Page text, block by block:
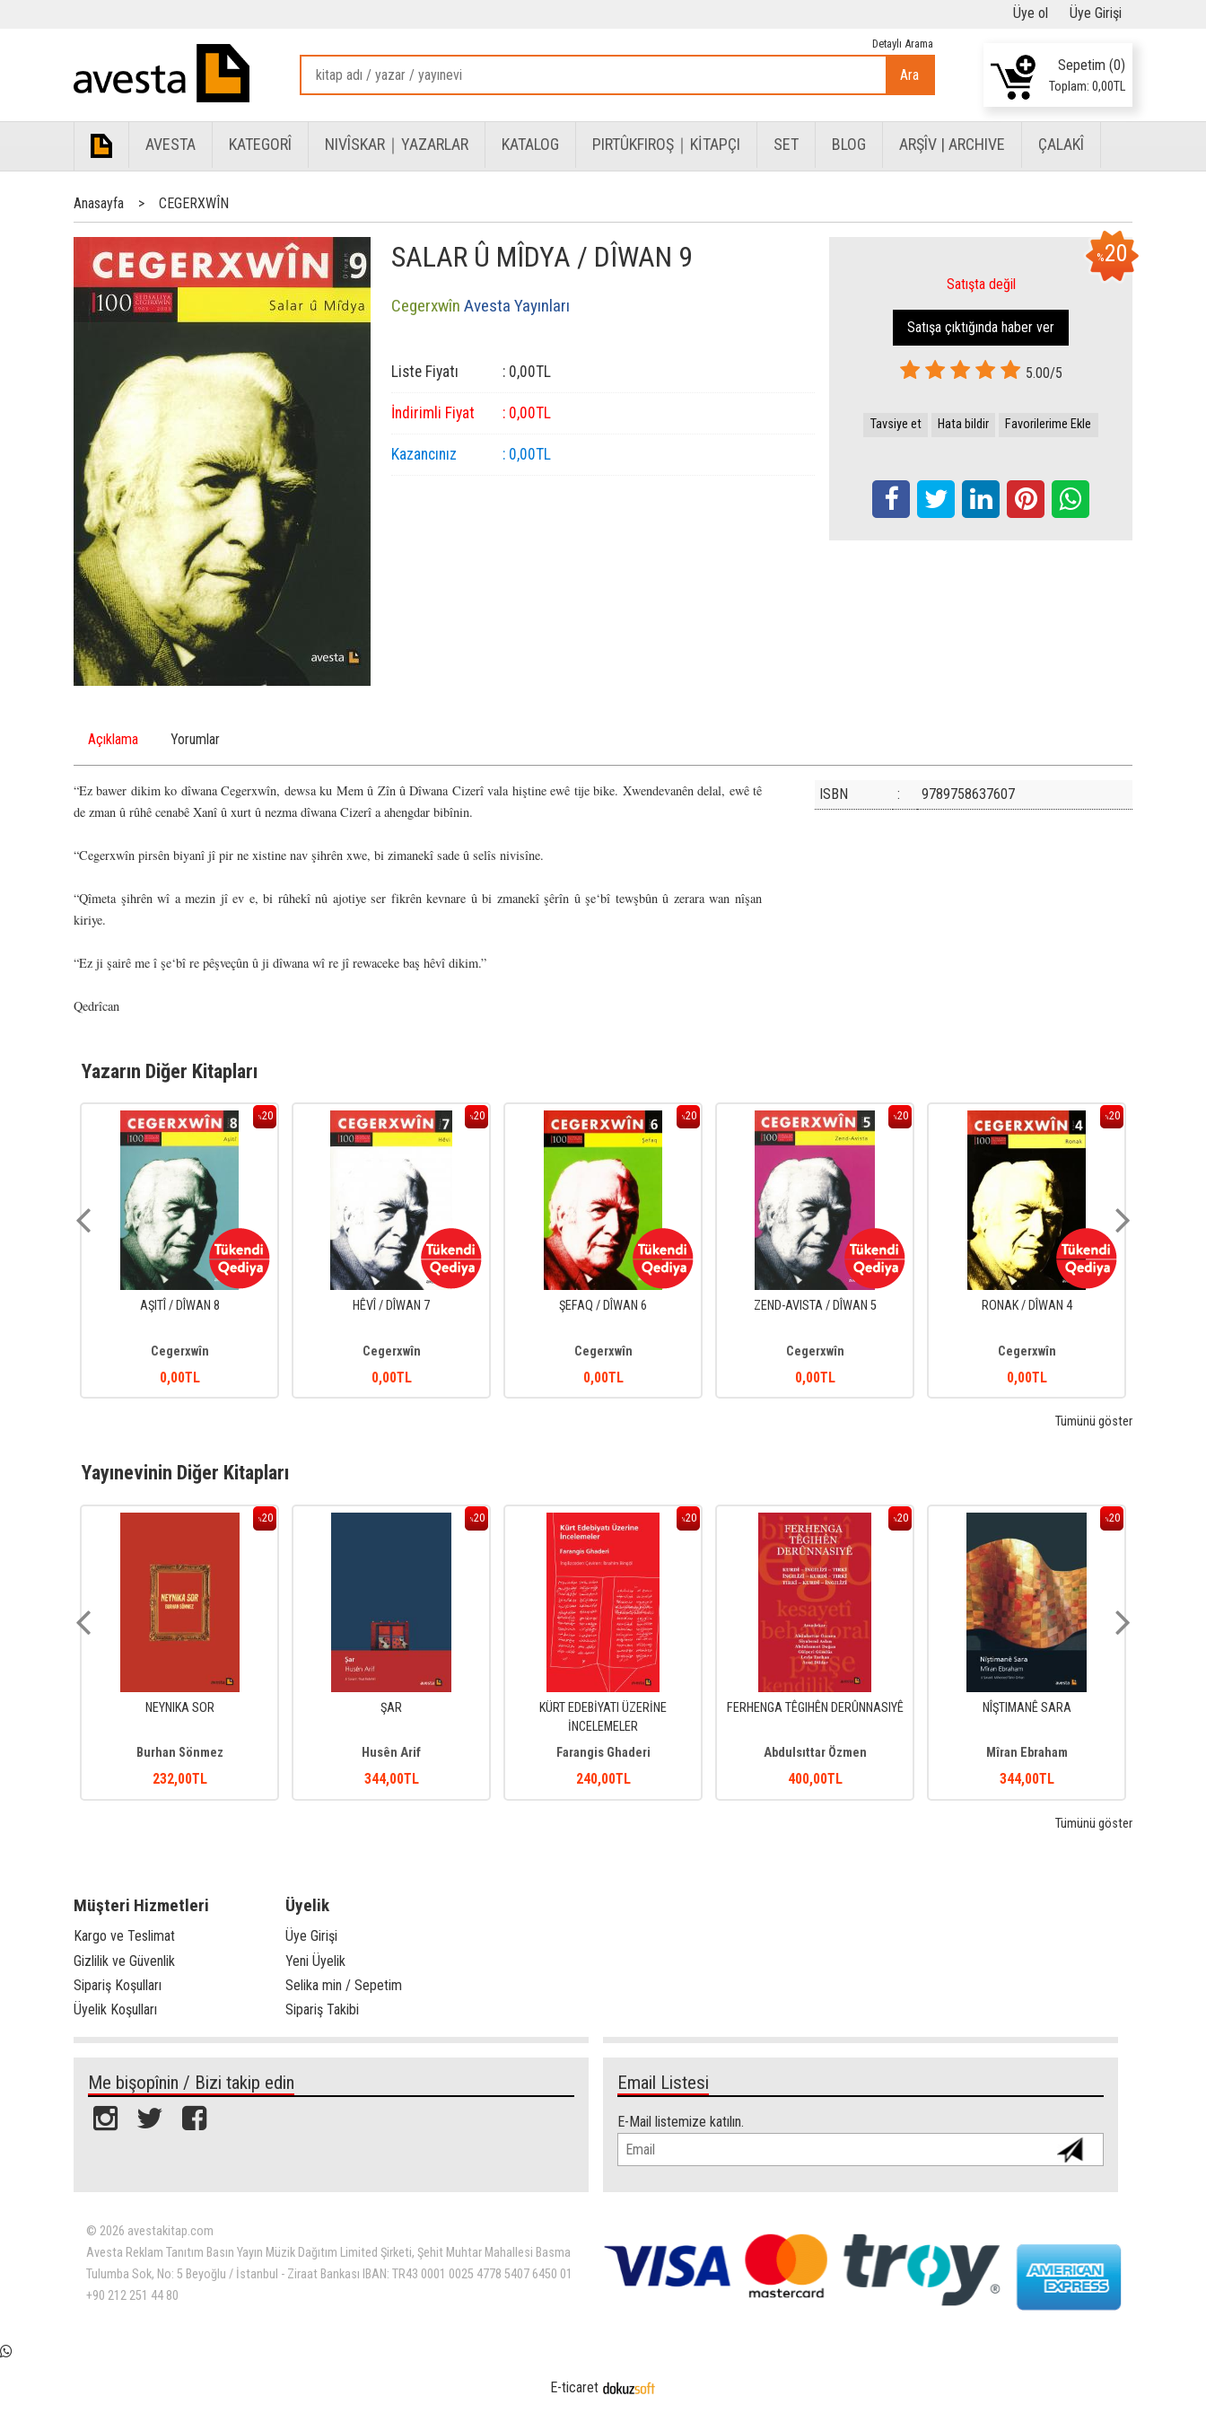
Üye ol Üye Girişi
Ara
Detaylı Arama
Sepetim (0)
Toplam: 0,00TL
AVESTA KATEGORÎ NIVÎSKAR｜YAZARLAR KATALOG PIRTÛKFIROŞ｜KİTAPÇI SET BLOG ARŞÎV | ARCHIVE ÇALAKÎ
Anasayfa > CEGERXWÎN
SALAR Û MÎDYA / DÎWAN 9
Cegerxwîn Avesta Yayınları
Liste Fiyatı : 0,00TL
İndirimli Fiyat : 0,00TL
Kazancınız : 0,00TL
%20
Satışta değil
Satışa çıktığında haber ver
5.00/5
Tavsiye et Hata bildir Favorilerime Ekle
Açıklama Yorumlar
“Ez bawer dikim ko dîwana Cegerxwîn, dewsa ku Mem û Zîn û Dîwana Cizerî vala hiştine ewê tije bike. Xwendevanên delal, ewê tê
de zman û rûhê cenabê Xanî û xurt û nezma dîwana Cizerî a ahengdar bibînin.
“Cegerxwîn pirsên biyanî jî pir ne xistine nav şihrên xwe, bi zimanekî sade û selîs nivisîne.
“Qîmeta şihrên wî a mezin jî ev e, bi rûhekî nû ajotiye ser fikrên kevnare û bi zmanekî şêrîn û şe‘bî tewşbûn û zerara wan nîşan
kiriye.
“Ez ji şairê me î şe‘bî re pêşveçûn û ji dîwana wî re jî rewaceke baş hêvî dikim.”
Qedrîcan
ISBN : 9789758637607
Yazarın Diğer Kitapları
%20
AŞITÎ / DÎWAN 8
Cegerxwîn
0,00TL
%20
HÊVÎ / DÎWAN 7
Cegerxwîn
0,00TL
%20
ŞEFAQ / DÎWAN 6
Cegerxwîn
0,00TL
%20
ZEND-AVISTA / DÎWAN 5
Cegerxwîn
0,00TL
%20
RONAK / DÎWAN 4
Cegerxwîn
0,00TL
Tümünü göster
Yayınevinin Diğer Kitapları
%20
NEYNIKA SOR
Burhan Sönmez
232,00TL
%20
ŞAR
Husên Arif
344,00TL
%20
KÜRT EDEBİYATI ÜZERİNE
İNCELEMELER
Farangis Ghaderi
240,00TL
%20
FERHENGA TÊGIHÊN DERÛNNASIYÊ
Abdulsıttar Özmen
400,00TL
%20
NÎŞTIMANÊ SARA
Mîran Ebraham
344,00TL
Tümünü göster
Müşteri Hizmetleri
Kargo ve Teslimat
Gizlilik ve Güvenlik
Sipariş Koşulları
Üyelik Koşulları
Üyelik
Üye Girişi
Yeni Üyelik
Selika min / Sepetim
Sipariş Takibi
Me bişopînin / Bizi takip edin Email Listesi
E-Mail listemize katılın.
© 2026 avestakitap.com
Avesta Reklam Tanıtım Basın Yayın Müzik Dağıtım Limited Şirketi, Şehit Muhtar Mahallesi Basma
Tulumba Sok, No: 5 Beyoğlu / İstanbul - Ziraat Bankası IBAN: TR43 0001 0025 4778 5407 6450 01
+90 212 251 44 80
E-ticaret